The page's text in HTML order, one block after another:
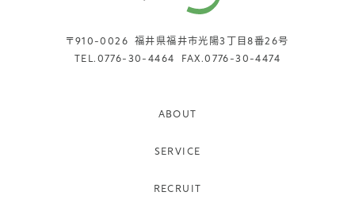
〒910-0026
福井県福井市光陽3丁目8番26号
TEL. 0776-30-4464 FAX.0776-30-4474
ABOUT
SERVICE
RECRUIT